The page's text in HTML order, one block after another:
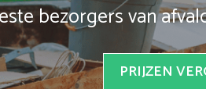
bezorgers van
PRIJZEN